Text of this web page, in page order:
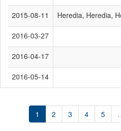
2015-08-11 Heredia, Heredia,
2016-03-27
2016-04-17
2016-05-14
1 2 3 4 5